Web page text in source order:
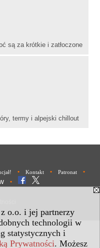
o.o. i jej partnerzy
technologii w
statystycznych i
Prywatności. Możesz
są za krótkie i zatłoczone
termy i alpejski chillout
• Kontakt • Patronat •
•